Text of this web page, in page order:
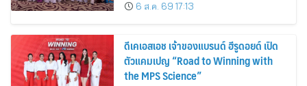
6 ส.ค. 69 17:13
ดีเคเอสเอช เจ้าของแบรนด์ ฮีรูดอยด์ เปิด
ตัวแคมเปญ “Road to Winning with
the MPS Science”